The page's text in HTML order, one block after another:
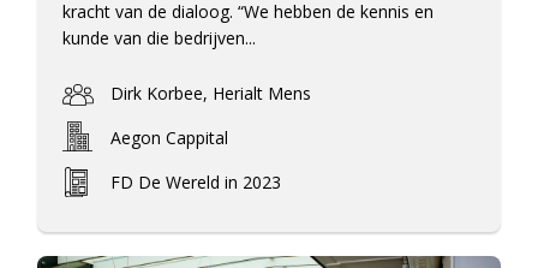
kracht van de dialoog. “We hebben de kennis en
kunde van die bedrijven...
Dirk Korbee, Herialt Mens
Aegon Cappital
FD De Wereld in 2023